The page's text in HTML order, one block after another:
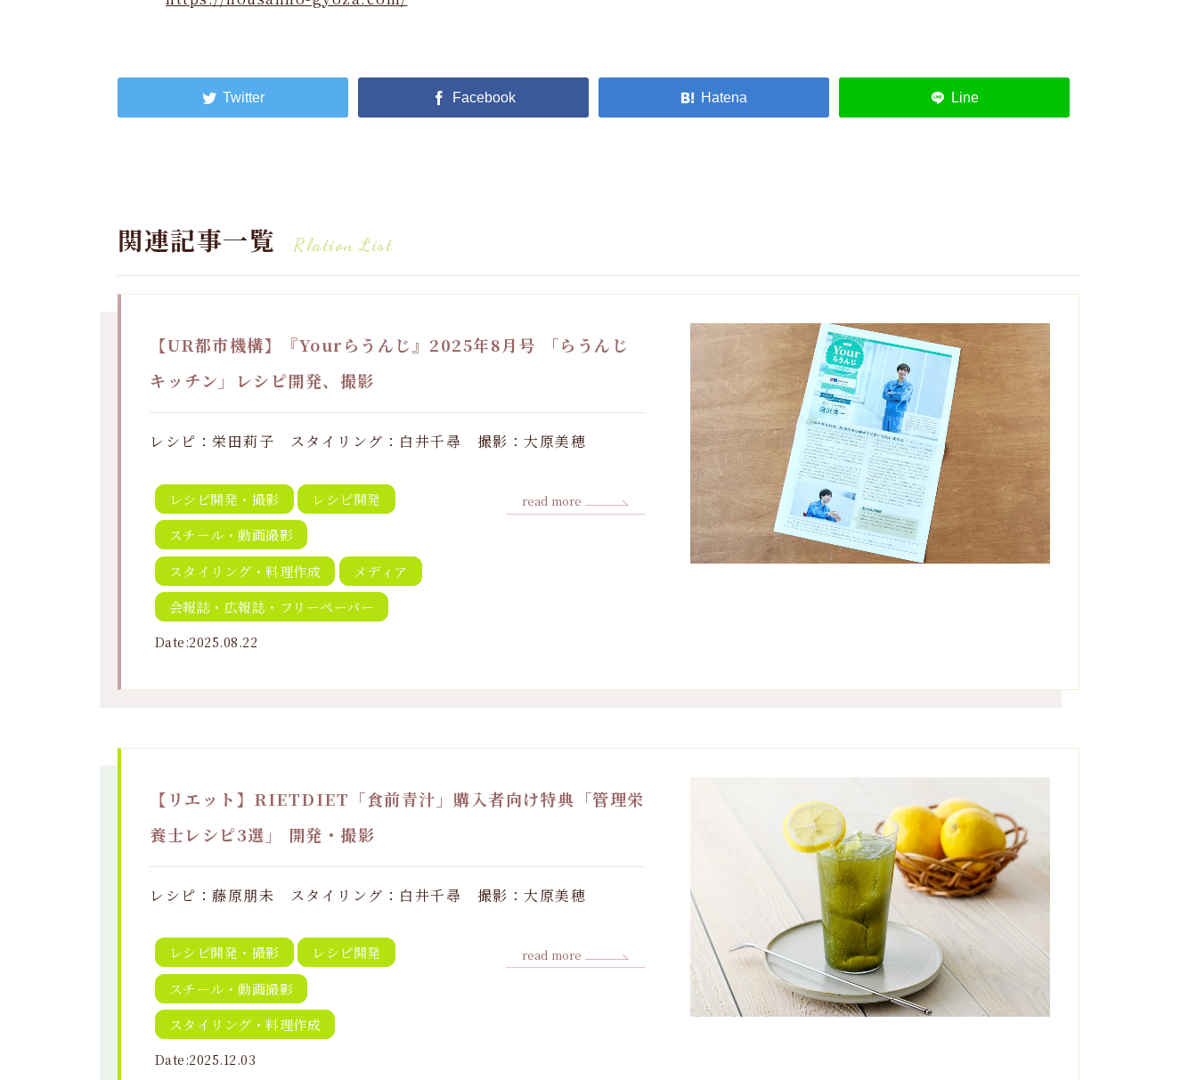
関連記事一覧 Rlation List
【UR都市機構】『Yourらうんじ』2025年8月号 「らうんじ
キッチン」レシピ開発、撮影
レシピ：栄田莉子 スタイリング：白井千尋 撮影：大原美穂
レシピ開発・撮影
レシピ開発
スチール・動画撮影
スタイリング・料理作成
メディア
会報誌・広報誌・フリーペーパー
Date:2025.08.22
read more
【リエット】RIETDIET「食前青汁」購入者向け特典「管理栄
養士レシピ3選」 開発・撮影
レシピ：藤原朋未 スタイリング：白井千尋 撮影：大原美穂
レシピ開発・撮影
レシピ開発
スチール・動画撮影
スタイリング・料理作成
Date:2025.12.03
read more